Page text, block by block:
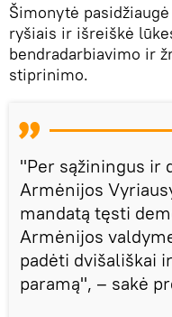
Šimonytė
ryšiais ir išreiškė
bendradarbiavimo ir
stiprinimo.
"Per sąžiningus ir
Armėnijos
mandatą tęsti
Armėnijos
padėti dvišališkai
paramą", – sakė